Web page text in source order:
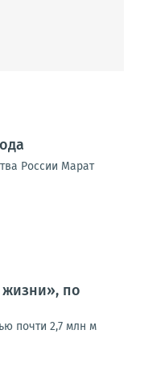
России Марат
по
почти 2,7 млн м